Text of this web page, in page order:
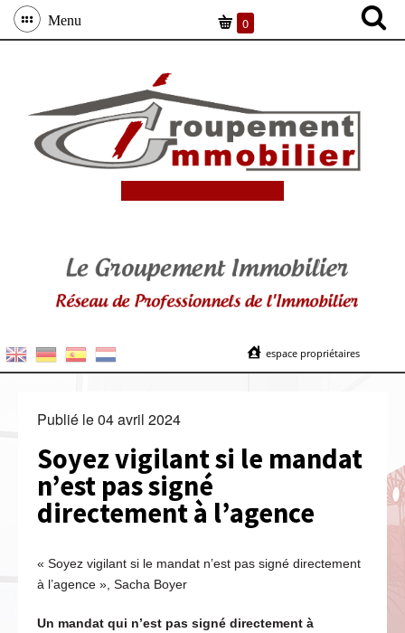
Menu 0
espace propriétaires
Publié le04 avril 2024
Soyez vigilant si le mandat
n’est pas signé
directement à l’agence
« Soyez vigilant si le mandat n’est pas signé directement
à l’agence », Sacha Boyer
Un mandat qui n’est pas signé directement à